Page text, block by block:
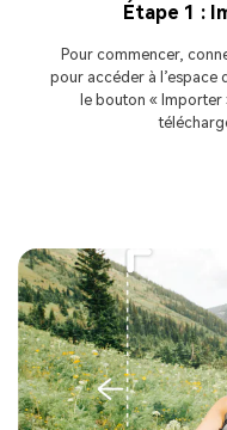
Étape 1 :
Pour commencer,
pour accéder à l’espace
le bouton « Importer